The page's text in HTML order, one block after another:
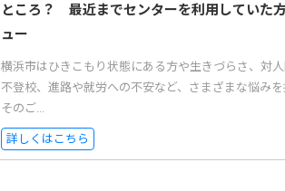
ところ？ 最近までセンターを利用していた
ュー
横浜市はひきこもり状態にある方や生きづらさ、対人
不登校、進路や就労への不安など、さまざまな悩み
そのご...
詳しくはこちら